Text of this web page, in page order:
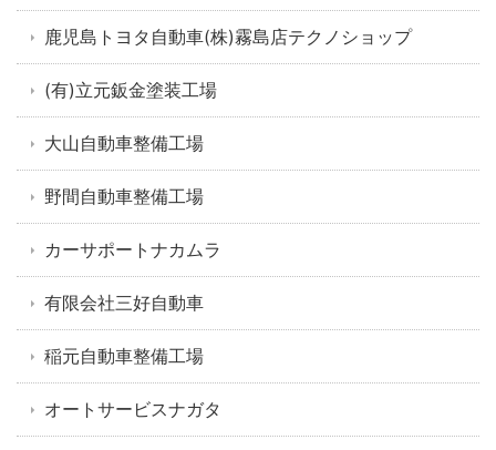
鹿児島トヨタ自動車(株)霧島店テクノショップ
(有)立元鈑金塗装工場
大山自動車整備工場
野間自動車整備工場
カーサポートナカムラ
有限会社三好自動車
稲元自動車整備工場
オートサービスナガタ